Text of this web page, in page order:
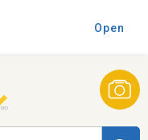
Open